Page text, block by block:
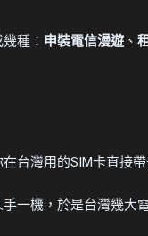
種： 申裝電信漫遊 、
台灣用的SIM卡直接帶
一機，於是台灣幾大